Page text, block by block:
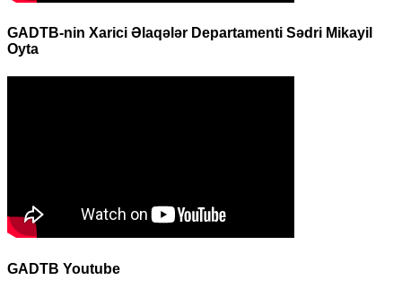
GADTB-nin Xarici Əlaqələr Departamenti Sədri Mikayil
Oyta
GADTB Youtube